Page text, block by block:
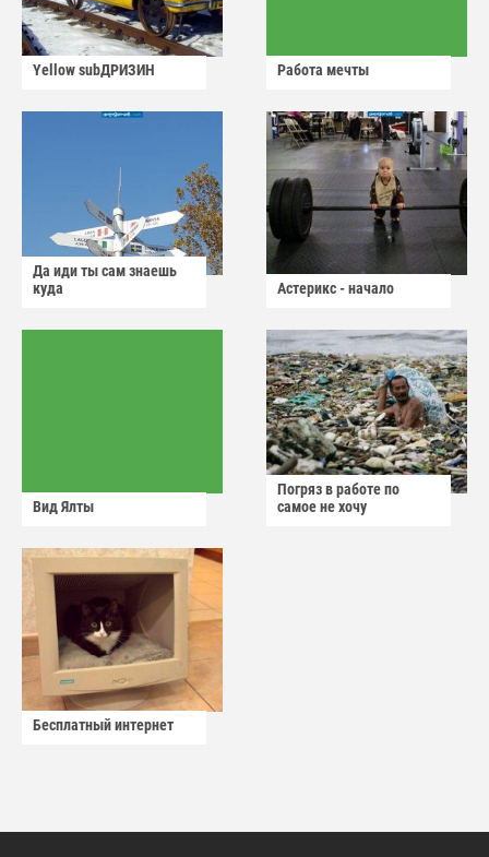
Yellow subДРИЗИН Работа мечты
Да иди ты сам знаешь
куда
Астерикс - начало
Вид Ялты
Погряз в работе по
самое не хочу
Бесплатный интернет